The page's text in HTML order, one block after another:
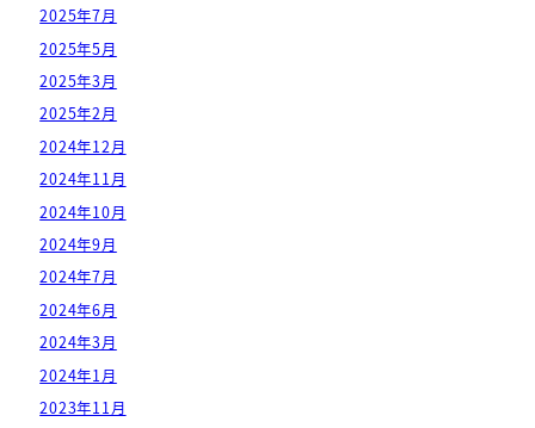
2025年7月
2025年5月
2025年3月
2025年2月
2024年12月
2024年11月
2024年10月
2024年9月
2024年7月
2024年6月
2024年3月
2024年1月
2023年11月